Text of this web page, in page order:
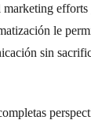
le
sin